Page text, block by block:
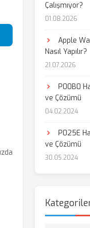
Paylaş
Çalışmıyor?
01.08.2026
Apple
Nasıl Yapılır?
21.07.2026
P00B0
ve Çözümü
04.02.2024
P025E
ve Çözümü
30.05.2024